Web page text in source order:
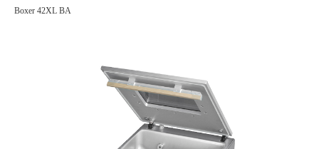
Boxer 42XL BA